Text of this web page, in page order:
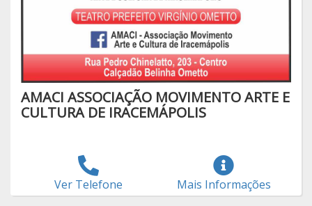
AMACI ASSOCIAÇÃO MOVIMENTO ARTE E
CULTURA DE IRACEMÁPOLIS
Ver Telefone Mais Informações